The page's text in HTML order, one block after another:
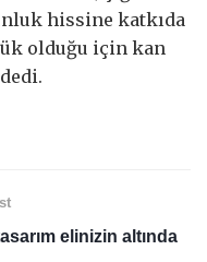
hissine katkıda
olduğu için kan
elinizin altında